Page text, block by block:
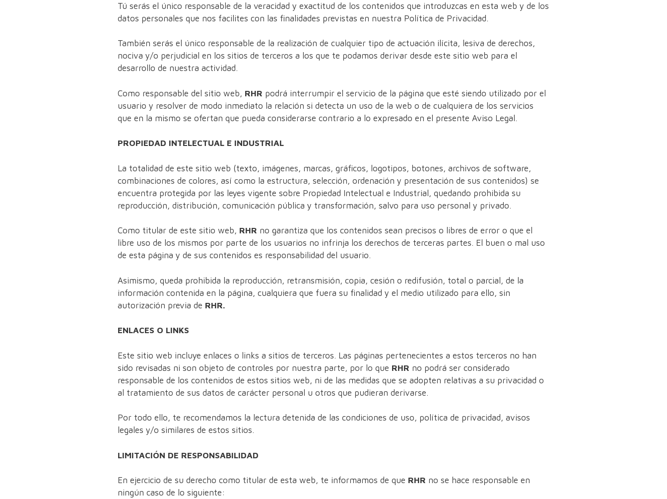
Tú serás el único responsable de la veracidad y exactitud de los contenidos que introduzcas en esta web y de los
datos personales que nos facilites con las finalidades previstas en nuestra Política de Privacidad.
También serás el único responsable de la realización de cualquier tipo de actuación ilícita, lesiva de derechos,
nociva y/o perjudicial en los sitios de terceros a los que te podamos derivar desde este sitio web para el
desarrollo de nuestra actividad.
Como responsable del sitio web, RHR podrá interrumpir el servicio de la página que esté siendo utilizado por el
usuario y resolver de modo inmediato la relación si detecta un uso de la web o de cualquiera de los servicios
que en la mismo se ofertan que pueda considerarse contrario a lo expresado en el presente Aviso Legal.
PROPIEDAD INTELECTUAL E INDUSTRIAL
La totalidad de este sitio web (texto, imágenes, marcas, gráficos, logotipos, botones, archivos de software,
combinaciones de colores, así como la estructura, selección, ordenación y presentación de sus contenidos) se
encuentra protegida por las leyes vigente sobre Propiedad Intelectual e Industrial, quedando prohibida su
reproducción, distribución, comunicación pública y transformación, salvo para uso personal y privado.
Como titular de este sitio web, RHR no garantiza que los contenidos sean precisos o libres de error o que el
libre uso de los mismos por parte de los usuarios no infrinja los derechos de terceras partes. El buen o mal uso
de esta página y de sus contenidos es responsabilidad del usuario.
Asimismo, queda prohibida la reproducción, retransmisión, copia, cesión o redifusión, total o parcial, de la
información contenida en la página, cualquiera que fuera su finalidad y el medio utilizado para ello, sin
autorización previa de RHR.
ENLACES O LINKS
Este sitio web incluye enlaces o links a sitios de terceros. Las páginas pertenecientes a estos terceros no han
sido revisadas ni son objeto de controles por nuestra parte, por lo que RHR no podrá ser considerado
responsable de los contenidos de estos sitios web, ni de las medidas que se adopten relativas a su privacidad o
al tratamiento de sus datos de carácter personal u otros que pudieran derivarse.
Por todo ello, te recomendamos la lectura detenida de las condiciones de uso, política de privacidad, avisos
legales y/o similares de estos sitios.
LIMITACIÓN DE RESPONSABILIDAD
En ejercicio de su derecho como titular de esta web, te informamos de que RHR no se hace responsable en
ningún caso de lo siguiente: